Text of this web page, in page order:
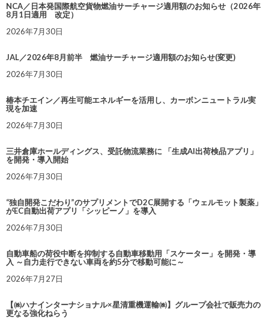
NCA／日本発国際航空貨物燃油サーチャージ適用額のお知らせ（2026年
8月1日適用 改定）
2026年7月30日
JAL／2026年8月前半 燃油サーチャージ適用額のお知らせ(変更)
2026年7月30日
椿本チエイン／再生可能エネルギーを活用し、カーボンニュートラル実
現を加速
2026年7月30日
三井倉庫ホールディングス、受託物流業務に 「生成AI出荷検品アプリ」
を開発・導入開始
2026年7月30日
“独自開発こだわり”のサプリメントでD2C展開する「ウェルモット製薬」
がEC自動出荷アプリ「シッピーノ」を導入
2026年7月30日
自動車船の荷役中断を抑制する自動車移動用「スケーター」を開発・導
入 ～自力走行できない車両を約5分で移動可能に～
2026年7月27日
【㈱ハナインターナショナル×星清重機運輸㈱】グループ会社で販売力の
更なる強化ねらう